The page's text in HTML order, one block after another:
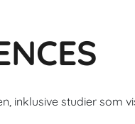
synskärpan
inklusive studier som